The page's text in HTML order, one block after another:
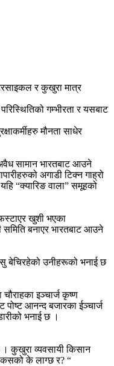
र कुखुरा मात्र
गम्भीरता र यसबाट
मौनता साधेर
सामान भारतबाट आउने
अगाडी टिक्न गाह्रो
“क्यारिङ वाला” समूहको
खुशी भएका
बनाएर भारतबाट आउने
बेचिरहेको उनीहरूको भनाई छ
इञ्चार्ज कृष्ण
आनन्द बजारका ईञ्चार्ज
भनाई छ ।
। कुखुरा व्यवसायी किसान
कसको के लाग्छ र? “